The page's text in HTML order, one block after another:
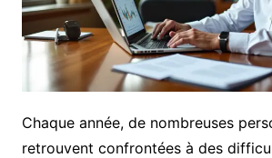
Chaque année, de nombreuses
retrouvent confrontées à des